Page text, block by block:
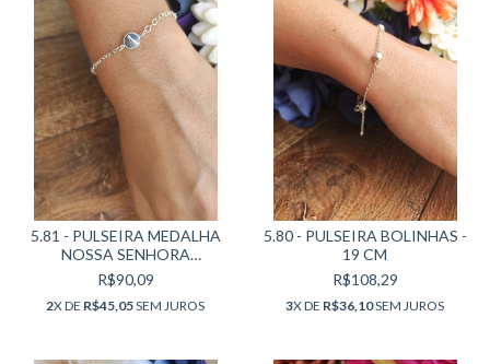
5.81 - PULSEIRA MEDALHA
NOSSA SENHORA
APARECIDA - 18 CM
R$90,09
2X DE R$45,05SEM JUROS
5.80 - PULSEIRA BOLINHAS -
19 CM
R$108,29
3X DE R$36,10SEM JUROS